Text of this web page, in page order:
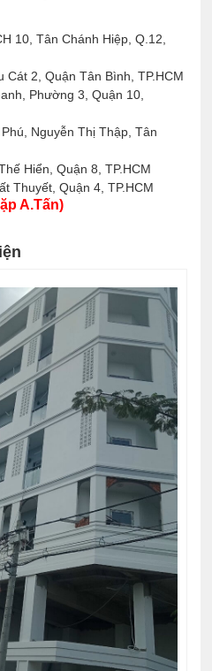
10, Tân Chánh Hiệp, Q.12,
2, Quận Tân Bình, TP.HCM
Phường 3, Quận 10,
Nguyễn Thị Thập, Tân
Hiển, Quận 8, TP.HCM
Thuyết, Quận 4, TP.HCM
A.Tấn)